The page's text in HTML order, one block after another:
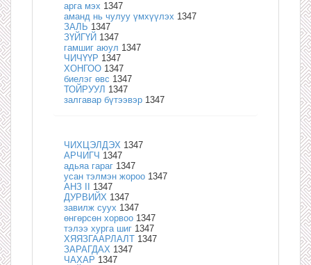
арга мэх 1347
аманд нь чулуу үмхүүлэх 1347
ЗАЛЬ 1347
ЗҮЙГҮЙ 1347
гамшиг аюул 1347
ЧИЧҮҮР 1347
ХОНГОО 1347
биелэг өвс 1347
ТОЙРУУЛ 1347
залгавар бүтээвэр 1347
ЧИХЦЭЛДЭХ 1347
АРЧИГЧ 1347
адьяа гараг 1347
усан тэлмэн жороо 1347
АНЗ II 1347
ДУРВИЙХ 1347
завилж суух 1347
өнгөрсөн хорвоо 1347
тэлээ хурга шиг 1347
ХЯЯЗГААРЛАЛТ 1347
ЗАРАГДАХ 1347
ЧАХАР 1347